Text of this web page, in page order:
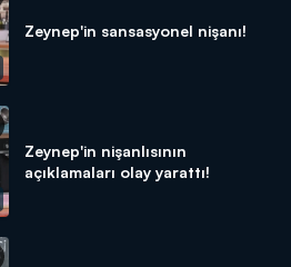
Zeynep'in sansasyonel nişanı!
Zeynep'in nişanlısının
açıklamaları olay yarattı!